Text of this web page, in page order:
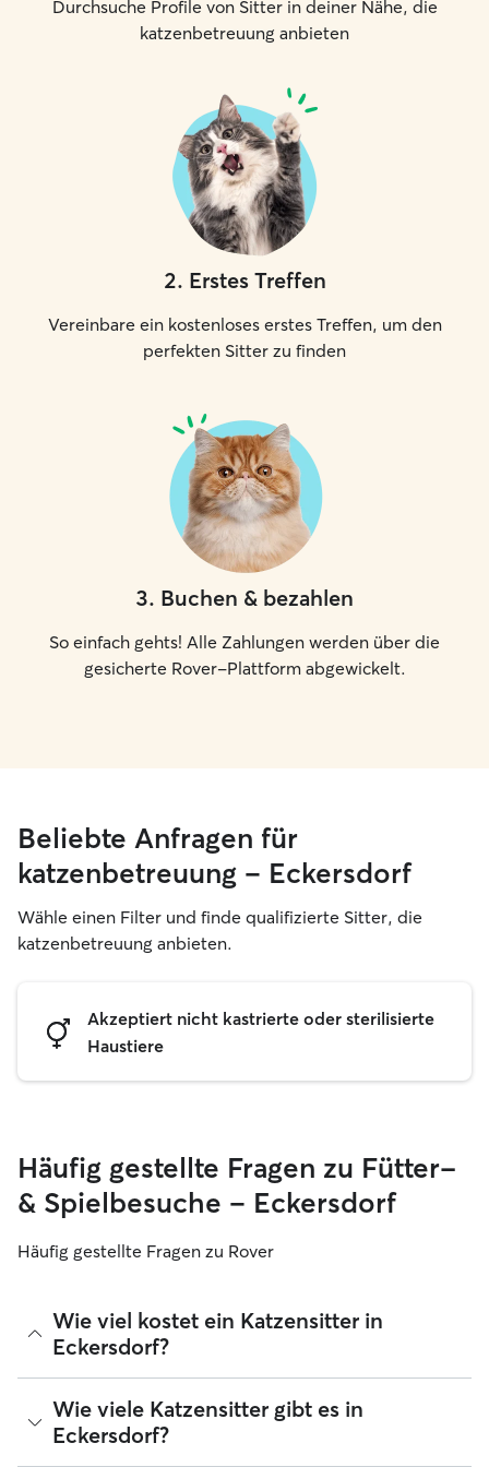
Durchsuche Profile von Sitter in deiner Nähe, die
katzenbetreuung anbieten
2. Erstes Treffen
Vereinbare ein kostenloses erstes Treffen, um den
perfekten Sitter zu finden
3. Buchen & bezahlen
So einfach gehts! Alle Zahlungen werden über die
gesicherte Rover-Plattform abgewickelt.
Beliebte Anfragen für
katzenbetreuung – Eckersdorf
Wähle einen Filter und finde qualifizierte Sitter, die
katzenbetreuung anbieten.
Akzeptiert nicht kastrierte oder sterilisierte
Haustiere
Häufig gestellte Fragen zu Fütter-
& Spielbesuche – Eckersdorf
Häufig gestellte Fragen zu Rover
Wie viel kostet ein Katzensitter in
Eckersdorf?
Katzensitter können ihre Preise bei Rover frei festlegen. Die
durchschnittlichen Kosten für einen Rover-Katzensitter in
Eckersdorf betragen seit August 2026 etwa 14 pro Nacht,
einschließlich der Servicegebühren von Rover. Der Preis
Wie viele Katzensitter gibt es in
Eckersdorf?